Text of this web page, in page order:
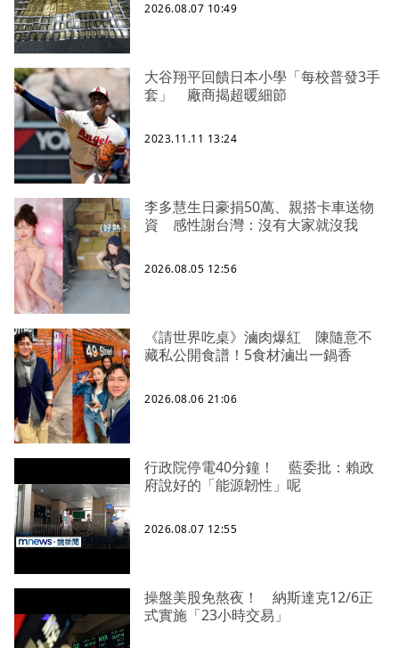
2026.08.07 10:49
大谷翔平回饋日本小學「每校普發3手
套」 廠商揭超暖細節
2023.11.11 13:24
李多慧生日豪捐50萬、親搭卡車送物
資 感性謝台灣：沒有大家就沒我
2026.08.05 12:56
《請世界吃桌》滷肉爆紅 陳隨意不
藏私公開食譜！5食材滷出一鍋香
2026.08.06 21:06
行政院停電40分鐘！ 藍委批：賴政
府說好的「能源韌性」呢
2026.08.07 12:55
操盤美股免熬夜！ 納斯達克12/6正
式實施「23小時交易」